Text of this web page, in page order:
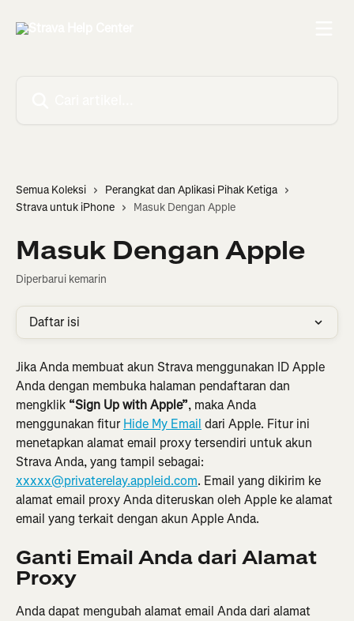
Semua Koleksi
Perangkat dan Aplikasi Pihak Ketiga
Strava untuk iPhone
Masuk Dengan Apple
Masuk Dengan Apple
Diperbarui kemarin
Daftar isi
Jika Anda membuat akun Strava menggunakan ID Apple
Anda dengan membuka halaman pendaftaran dan
mengklik “Sign Up with Apple”, maka Anda
menggunakan fitur Hide My Email dari Apple. Fitur ini
menetapkan alamat email proxy tersendiri untuk akun
Strava Anda, yang tampil sebagai:
xxxxx@privaterelay.appleid.com. Email yang dikirim ke
alamat email proxy Anda diteruskan oleh Apple ke alamat
email yang terkait dengan akun Apple Anda.
Ganti Email Anda dari Alamat
Proxy
Anda dapat mengubah alamat email Anda dari alamat